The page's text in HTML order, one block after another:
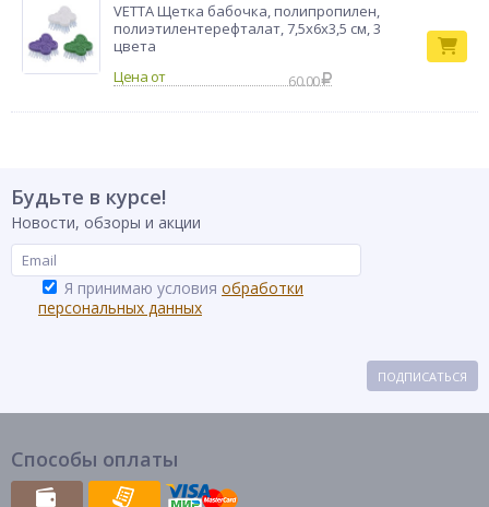
VETTA Щетка бабочка, полипропилен,
полиэтилентерефталат, 7,5х6х3,5 см, 3
цвета
60.00
Будьте в курсе!
Новости, обзоры и акции
Я принимаю условия обработки
персональных данных
ПОДПИСАТЬСЯ
Способы оплаты